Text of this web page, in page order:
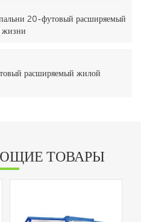
20-футовый расширяемый
жизни
расширяемый жилой
ТОВАРЫ